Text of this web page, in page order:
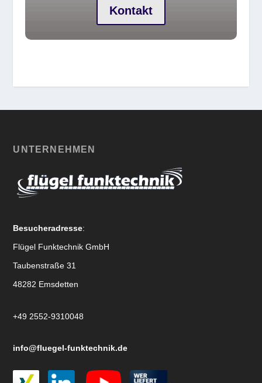
Kontakt
UNTERNEHMEN
Besucheradresse:
Flügel Funktechnik GmbH
Taubenstraße 31
48282 Emsdetten
+49 2552-9310048
info@fluegel-funktechnik.de